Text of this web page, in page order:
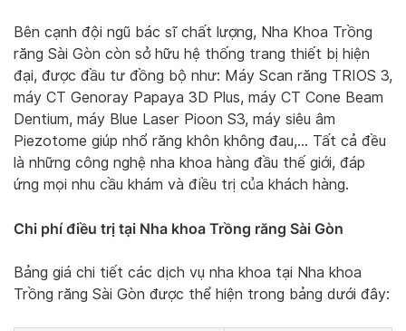
Bên cạnh đội ngũ bác sĩ chất lượng, Nha Khoa Trồng
răng Sài Gòn còn sở hữu hệ thống trang thiết bị hiện
đại, được đầu tư đồng bộ như: Máy Scan răng TRIOS 3,
máy CT Genoray Papaya 3D Plus, máy CT Cone Beam
Dentium, máy Blue Laser Pioon S3, máy siêu âm
Piezotome giúp nhổ răng khôn không đau,… Tất cả đều
là những công nghệ nha khoa hàng đầu thế giới, đáp
ứng mọi nhu cầu khám và điều trị của khách hàng.
Chi phí điều trị tại Nha khoa Trồng răng Sài Gòn
Bảng giá chi tiết các dịch vụ nha khoa tại Nha khoa
Trồng răng Sài Gòn được thể hiện trong bảng dưới đây: